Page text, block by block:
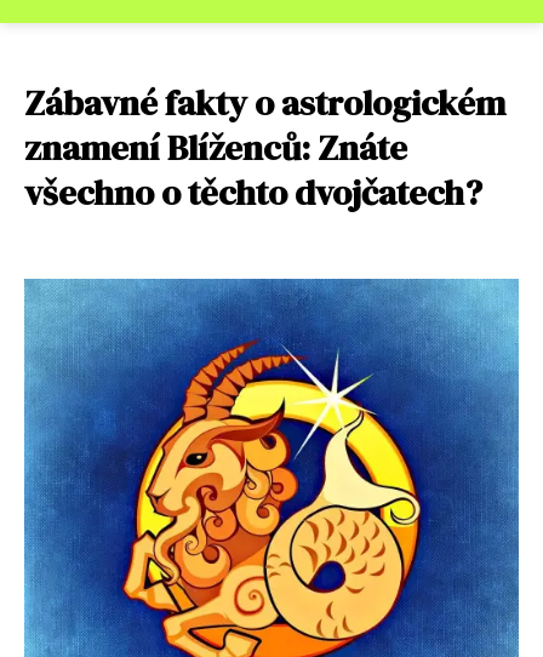
Zábavné fakty o astrologickém
znamení Blíženců: Znáte
všechno o těchto dvojčatech?